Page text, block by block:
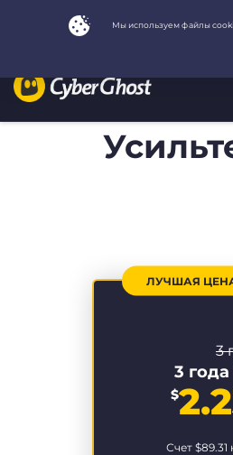
ЛУЧШАЯ
3
3
$
Счет $89.31